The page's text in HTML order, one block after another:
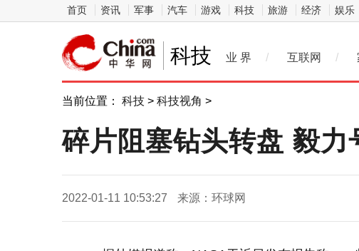
首页 资讯 军事 汽车 游戏 科技 旅游 经济 娱乐
科技 业 界 / 互联网 /
当前位置： 科技 > 科技视角 >
碎片阻塞钻头转盘 毅
2022-01-11 10:53:27 来源：环球网